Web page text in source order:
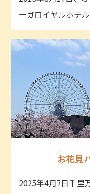
ーガロイヤルホテ
お花見
2025年4月7日千里